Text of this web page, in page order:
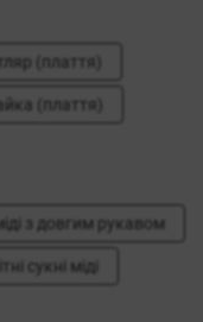
(плаття)
(плаття)
з довгим рукавом
сукні міді